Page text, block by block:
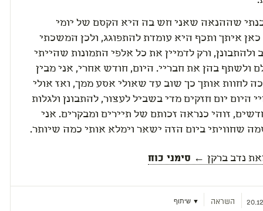
שההנאה שאני חש בה היא הקסם של יומי
איתך ותכף היא עומדת להתפוגג, ולכן המשכתי
ולהתבונן, ורק לדמיין את כל אלפי התמונות שהייתי
ולשתף בהן את חבריי. היום, חודש אחרי, אני מבין
לחוות אותך כך שוב עד שאולי אסע ממך, ואז אולי
היום יום חזקים מדי בשביל לעצור, להתבונן ולגלות
זוהי כנראה זכותם של תיירים ומבקרים. אני
שחוויתי ביום הזה ישאר וימלא אותי כמה שיותר.
נדב ברקן ← סימני כוח
השראה ▼ שיתוף